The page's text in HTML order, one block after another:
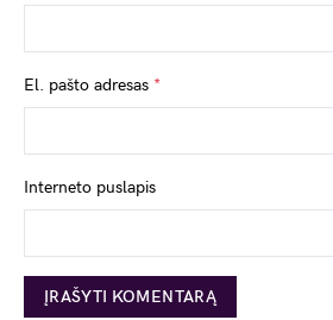
El. pašto adresas *
Interneto puslapis